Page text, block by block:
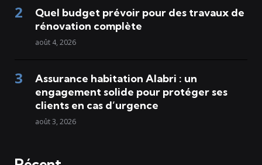
Quel budget prévoir pour des travaux de
rénovation complète
août 4, 2026
Assurance habitation Alabri : un
engagement solide pour protéger ses
clients en cas d’urgence
août 3, 2026